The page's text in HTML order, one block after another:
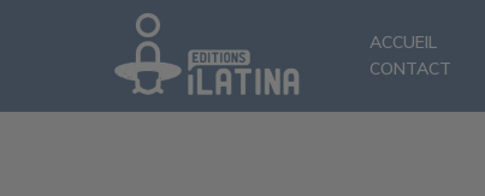
ACCUEIL
CONTACT